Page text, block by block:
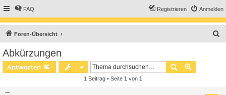
FAQ Anmelden
Registrieren
Foren-Übersicht
Abkürzungen
Antworten Suche
1 Beitrag • Seite 1 von 1
---